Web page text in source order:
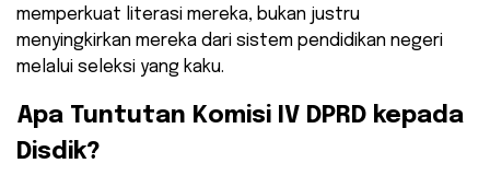
memperkuat literasi mereka, bukan justru
menyingkirkan mereka dari sistem pendidikan negeri
melalui seleksi yang kaku.
​Apa Tuntutan Komisi IV DPRD kepada
Disdik?